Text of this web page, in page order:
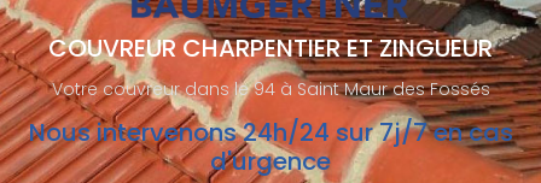
COUVREUR CHARPENTIER ET ZINGUEUR
Votre couvreur dans le 94 à Saint Maur des Fossés
Nous intervenons 24h/24 sur 7j/7 en cas
d'urgence